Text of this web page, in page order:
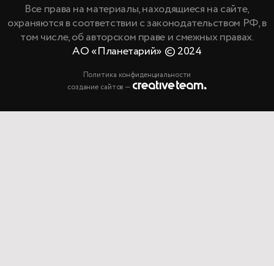
Все права на материалы, находящиеся на сайте,
охраняются в соответствии с законодательством РФ, в
том числе, об авторском праве и смежных правах.
АО «Планетарий» © 2024
Политика конфиденциальности
создание сайтов —